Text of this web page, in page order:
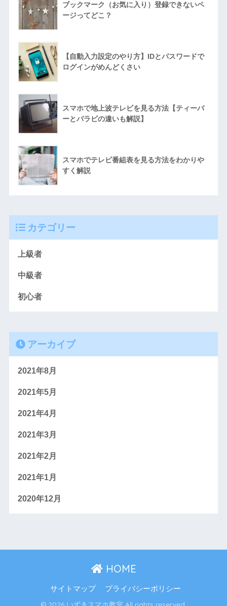
ブックマーク（お気に入り）登録できないペ
ージってどこ？
【自動入力設定のやり方】IDとパスワードで
ログインがめんどくさい
スマホで地上波テレビを見る方法【ティーバ
ーとパラビの違いも解説】
スマホでテレビ番組表を見る方法をわかりや
すく解説
カテゴリー
上級者
中級者
初心者
アーカイブ
2021年8月
2021年5月
2021年4月
2021年3月
2021年2月
2021年1月
2020年12月
HOME
サイトマップ プライバシーポリシー
© 2026 いずきスマホ教室 All rights reserved.